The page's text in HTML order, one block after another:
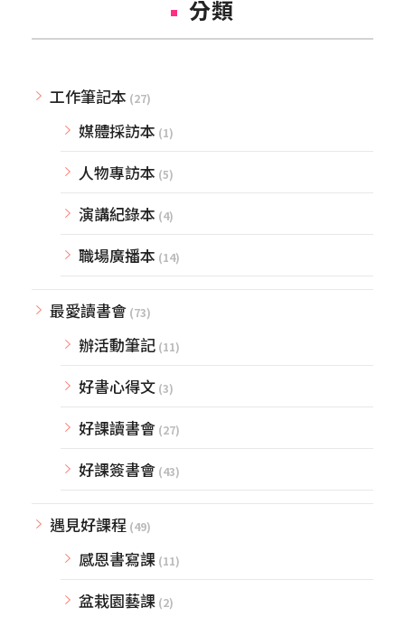
分類
工作筆記本 (27)
媒體採訪本 (1)
人物專訪本 (5)
演講紀錄本 (4)
職場廣播本 (14)
最愛讀書會 (73)
辦活動筆記 (11)
好書心得文 (3)
好課讀書會 (27)
好課簽書會 (43)
遇見好課程 (49)
感恩書寫課 (11)
盆栽園藝課 (2)